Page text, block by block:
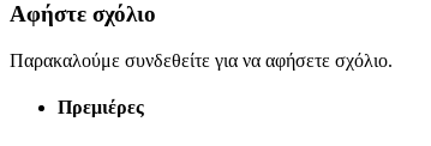
Αφήστε σχόλιο
Παρακαλούμε συνδεθείτε για να αφήσετε σχόλιο.
Πρεμιέρες